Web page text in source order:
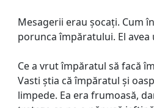
Mesagerii erau șocați. Cum
porunca împăratului. El
Ce a vrut împăratul să facă
Vasti știa că împăratul și
limpede. Ea era frumoasă,